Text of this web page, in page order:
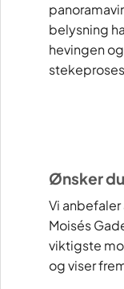
belysning
hevingen
Ønsker
Vi
Moisés
viktigste
og viser